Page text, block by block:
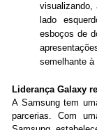
visualizando,
lado
esboços de
semelhante à
Liderança Galaxy
A Samsung tem
parcerias. Com